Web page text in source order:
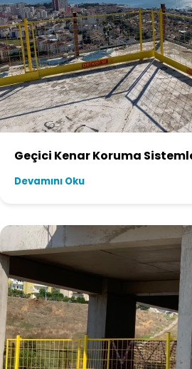
Geçici Kenar Koruma
Devamını Oku